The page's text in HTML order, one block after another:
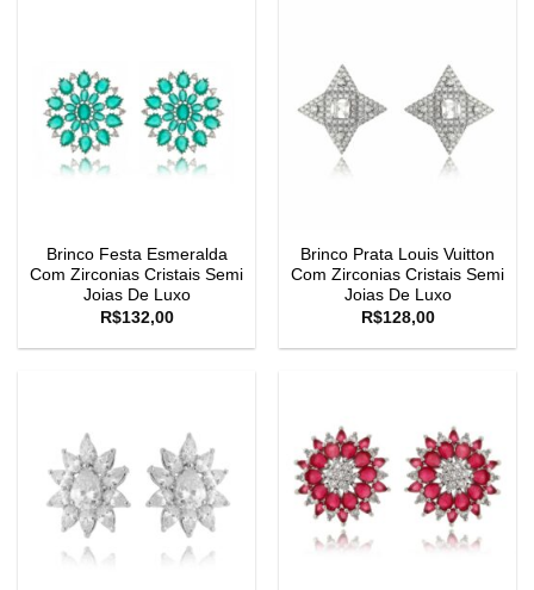
Brinco Festa Esmeralda
Com Zirconias Cristais Semi
Joias De Luxo
R$132,00
Brinco Prata Louis Vuitton
Com Zirconias Cristais Semi
Joias De Luxo
R$128,00